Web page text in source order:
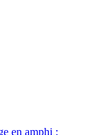
en amphi :